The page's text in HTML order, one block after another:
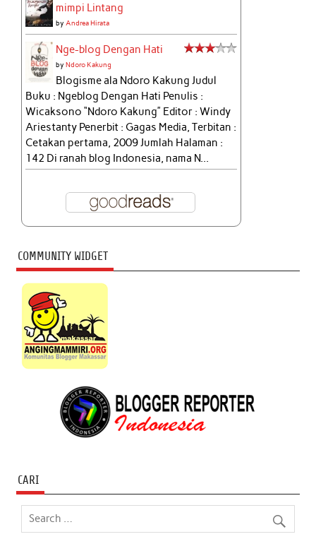
mimpi Lintang
byAndrea Hirata
Nge-blog Dengan Hati
byNdoro Kakung
Blogisme ala Ndoro Kakung Judul
Buku : Ngeblog Dengan Hati Penulis :
Wicaksono “Ndoro Kakung” Editor : Windy
Ariestanty Penerbit : Gagas Media, Terbitan :
Cetakan pertama, 2009 Jumlah Halaman :
142 Di ranah blog Indonesia, nama N...
COMMUNITY WIDGET
CARI